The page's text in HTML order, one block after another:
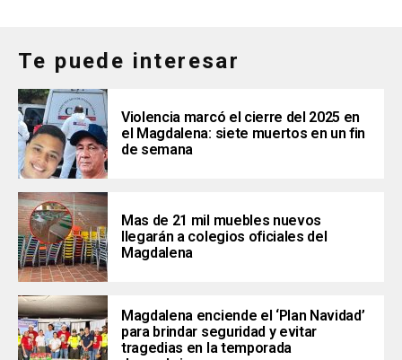
Te puede interesar
Violencia marcó el cierre del 2025 en
el Magdalena: siete muertos en un fin
de semana
Mas de 21 mil muebles nuevos
llegarán a colegios oficiales del
Magdalena
Magdalena enciende el ‘Plan Navidad’
para brindar seguridad y evitar
tragedias en la temporada